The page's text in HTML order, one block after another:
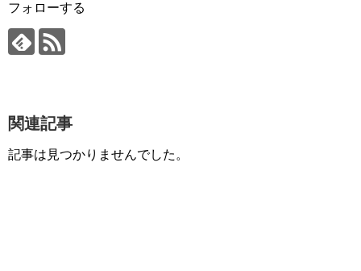
フォローする
関連記事
記事は見つかりませんでした。